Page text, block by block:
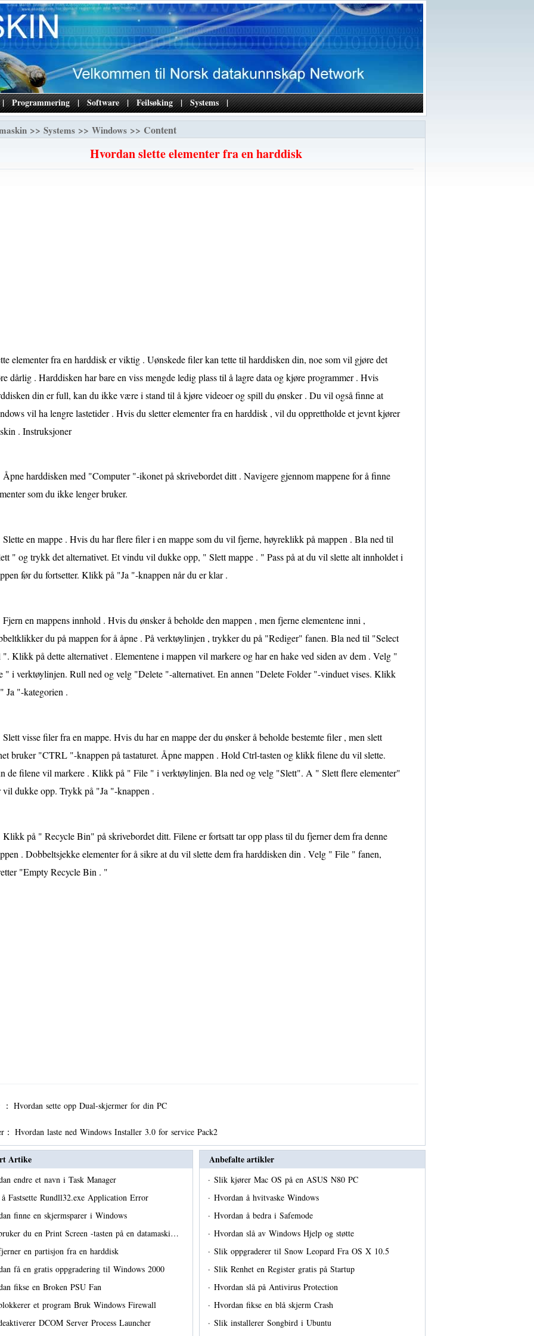
Programmering | Software | Feilsøking | Systems |
>> Systems >> Windows >> Content
Hvordan slette elementer fra en harddisk
elementer fra en harddisk er viktig . Uønskede filer kan tette til harddisken din, noe som vil gjøre det
dårlig . Harddisken har bare en viss mengde ledig plass til å lagre data og kjøre programmer . Hvis
din er full, kan du ikke være i stand til å kjøre videoer og spill du ønsker . Du vil også finne at
vil ha lengre lastetider . Hvis du sletter elementer fra en harddisk , vil du opprettholde et jevnt kjører
. Instruksjoner
Åpne harddisken med "Computer "-ikonet på skrivebordet ditt . Navigere gjennom mappene for å finne
som du ikke lenger bruker.
Slette en mappe . Hvis du har flere filer i en mappe som du vil fjerne, høyreklikk på mappen . Bla ned til
" og trykk det alternativet. Et vindu vil dukke opp, " Slett mappe . " Pass på at du vil slette alt innholdet i
før du fortsetter. Klikk på "Ja "-knappen når du er klar .
Fjern en mappens innhold . Hvis du ønsker å beholde den mappen , men fjerne elementene inni ,
du på mappen for å åpne . På verktøylinjen , trykker du på "Rediger" fanen. Bla ned til "Select
Klikk på dette alternativet . Elementene i mappen vil markere og har en hake ved siden av dem . Velg "
" i verktøylinjen. Rull ned og velg "Delete "-alternativet. En annen "Delete Folder "-vinduet vises. Klikk
Ja "-kategorien .
Slett visse filer fra en mappe. Hvis du har en mappe der du ønsker å beholde bestemte filer , men slett
bruker "CTRL "-knappen på tastaturet. Åpne mappen . Hold Ctrl-tasten og klikk filene du vil slette.
de filene vil markere . Klikk på " File " i verktøylinjen. Bla ned og velg "Slett". A " Slett flere elementer"
vil dukke opp. Trykk på "Ja "-knappen .
Klikk på " Recycle Bin" på skrivebordet ditt. Filene er fortsatt tar opp plass til du fjerner dem fra denne
. Dobbeltsjekke elementer for å sikre at du vil slette dem fra harddisken din . Velg " File " fanen,
"Empty Recycle Bin . "
Hvordan sette opp Dual-skjermer for din PC
： Hvordan laste ned Windows Installer 3.0 for service Pack2
Artike
endre et navn i Task Manager
Fastsette Rundll32.exe Application Error
finne en skjermsparer i Windows
du en Print Screen -tasten på en datamaski…
en partisjon fra en harddisk
få en gratis oppgradering til Windows 2000
fikse en Broken PSU Fan
et program Bruk Windows Firewall
DCOM Server Process Launcher
Anbefalte artikler
· Slik kjører Mac OS på en ASUS N80 PC
· Hvordan å hvitvaske Windows
· Hvordan å bedra i Safemode
· Hvordan slå av Windows Hjelp og støtte
· Slik oppgraderer til Snow Leopard Fra OS X 10.5
· Slik Renhet en Register gratis på Startup
· Hvordan slå på Antivirus Protection
· Hvordan fikse en blå skjerm Crash
· Slik installerer Songbird i Ubuntu